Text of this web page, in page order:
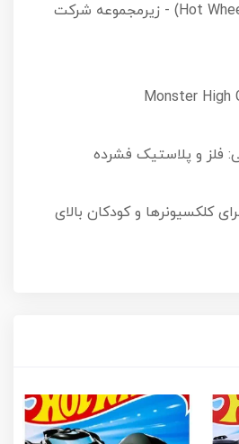
برند: هات ویلز (Hot Wheels) - زیرمجموعه شرکت
فلز و پلاستیک فشرده
کلکسیونرها و کودکان بالای